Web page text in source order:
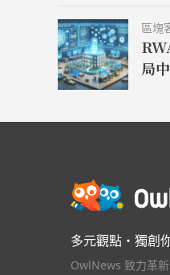
區塊
局
多元觀點・獨創
OwlNews 致力革